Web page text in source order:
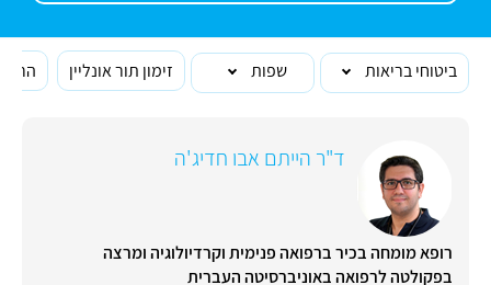
ביטוחי בריאות שפות זימון תור אונליין
ד"ר הייתם אבו חדיג'ה
רופא מומחה בכיר ברפואה פנימית וקרדיולוגיה ומרצה
בפקולטה לרפואה באוניברסיטה העברית